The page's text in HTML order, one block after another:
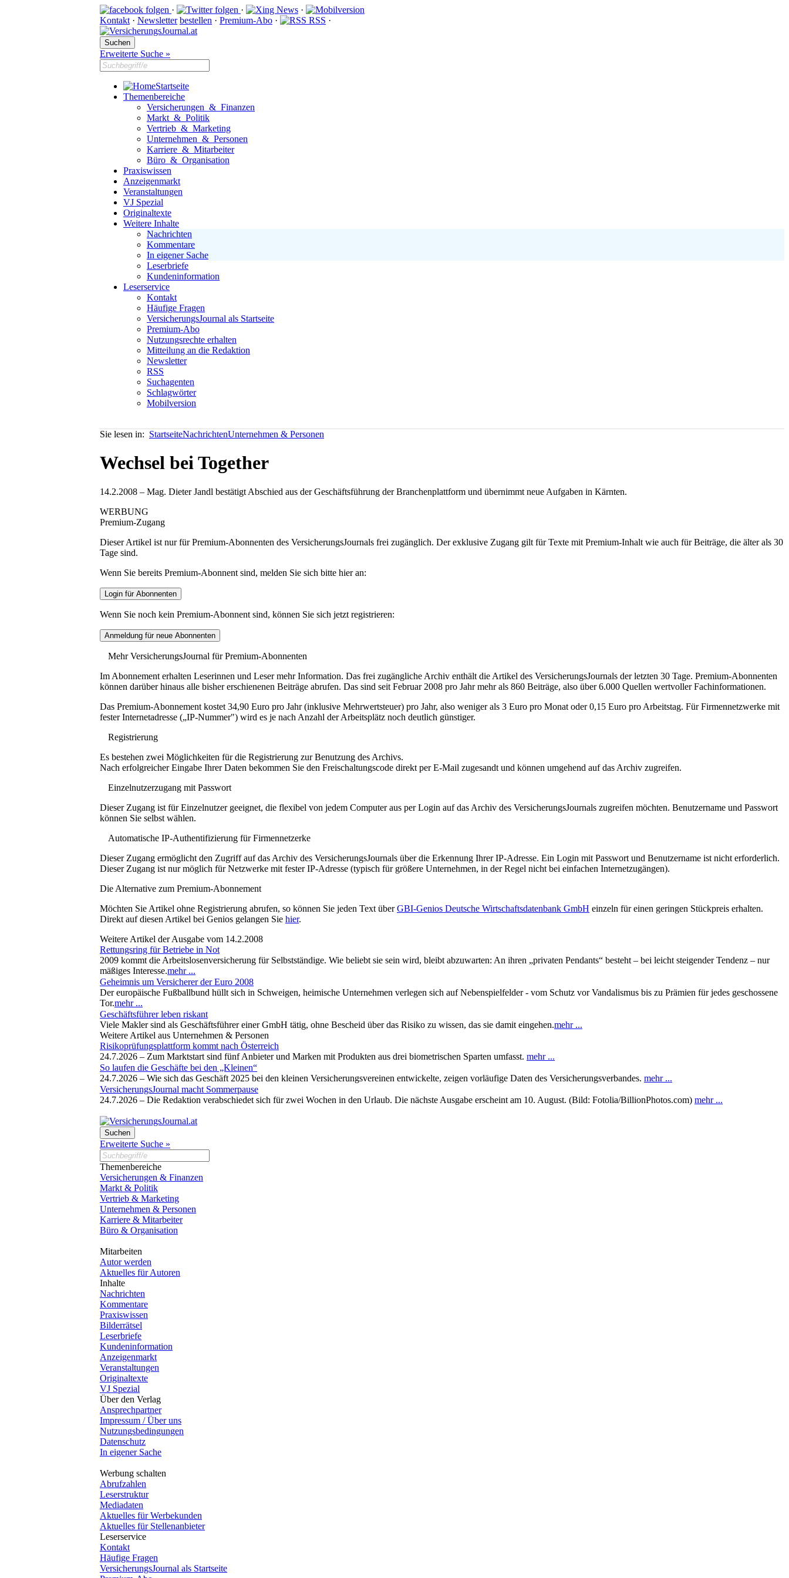
· ·
·
Kontakt · Newsletter bestellen · Premium-Abo · RSS ·
Erweiterte Suche »
Startseite
Themenbereiche
Versicherungen & Finanzen
Markt & Politik
Vertrieb & Marketing
Unternehmen & Personen
Karriere & Mitarbeiter
Büro & Organisation
Praxiswissen
Anzeigenmarkt
Veranstaltungen
VJ Spezial
Originaltexte
Weitere Inhalte
Nachrichten
Kommentare
In eigener Sache
Leserbriefe
Kundeninformation
Leserservice
Kontakt
Häufige Fragen
VersicherungsJournal als Startseite
Premium-Abo
Nutzungsrechte erhalten
Mitteilung an die Redaktion
Newsletter
RSS
Suchagenten
Schlagwörter
Mobilversion
Sie lesen in: StartseiteNachrichtenUnternehmen & Personen
Wechsel bei Together
14.2.2008 – Mag. Dieter Jandl bestätigt Abschied aus der Geschäftsführung der Branchenplattform und übernimmt neue Aufgaben in Kärnten.
WERBUNG
Premium-Zugang
Dieser Artikel ist nur für Premium-Abonnenten des VersicherungsJournals frei zugänglich. Der exklusive Zugang gilt für Texte mit Premium-Inhalt wie auch für Beiträge, die älter als 30
Tage sind.
Wenn Sie bereits Premium-Abonnent sind, melden Sie sich bitte hier an:
Wenn Sie noch kein Premium-Abonnent sind, können Sie sich jetzt registrieren:
Mehr VersicherungsJournal für Premium-Abonnenten
Im Abonnement erhalten Leserinnen und Leser mehr Information. Das frei zugängliche Archiv enthält die Artikel des VersicherungsJournals der letzten 30 Tage. Premium-Abonnenten
können darüber hinaus alle bisher erschienenen Beiträge abrufen. Das sind seit Februar 2008 pro Jahr mehr als 860 Beiträge, also über 6.000 Quellen wertvoller Fachinformationen.
Das Premium-Abonnement kostet 34,90 Euro pro Jahr (inklusive Mehrwertsteuer) pro Jahr, also weniger als 3 Euro pro Monat oder 0,15 Euro pro Arbeitstag. Für Firmennetzwerke mit
fester Internetadresse („IP-Nummer") wird es je nach Anzahl der Arbeitsplätz noch deutlich günstiger.
Registrierung
Es bestehen zwei Möglichkeiten für die Registrierung zur Benutzung des Archivs.
Nach erfolgreicher Eingabe Ihrer Daten bekommen Sie den Freischaltungscode direkt per E-Mail zugesandt und können umgehend auf das Archiv zugreifen.
Einzelnutzerzugang mit Passwort
Dieser Zugang ist für Einzelnutzer geeignet, die flexibel von jedem Computer aus per Login auf das Archiv des VersicherungsJournals zugreifen möchten. Benutzername und Passwort
können Sie selbst wählen.
Automatische IP-Authentifizierung für Firmennetzerke
Dieser Zugang ermöglicht den Zugriff auf das Archiv des VersicherungsJournals über die Erkennung Ihrer IP-Adresse. Ein Login mit Passwort und Benutzername ist nicht erforderlich.
Dieser Zugang ist nur möglich für Netzwerke mit fester IP-Adresse (typisch für größere Unternehmen, in der Regel nicht bei einfachen Internetzugängen).
Die Alternative zum Premium-Abonnement
Möchten Sie Artikel ohne Registrierung abrufen, so können Sie jeden Text überGBI-Genios Deutsche Wirtschaftsdatenbank GmbH einzeln für einen geringen Stückpreis erhalten.
Direkt auf diesen Artikel bei Genios gelangen Sie hier.
Weitere Artikel der Ausgabe vom 14.2.2008
Rettungsring für Betriebe in Not
2009 kommt die Arbeitslosenversicherung für Selbstständige. Wie beliebt sie sein wird, bleibt abzuwarten: An ihren „privaten Pendants“ besteht – bei leicht steigender Tendenz – nur
mäßiges Interesse.mehr ...
Geheimnis um Versicherer der Euro 2008
Der europäische Fußballbund hüllt sich in Schweigen, heimische Unternehmen verlegen sich auf Nebenspielfelder - vom Schutz vor Vandalismus bis zu Prämien für jedes geschossene
Tor.mehr ...
Geschäftsführer leben riskant
Viele Makler sind als Geschäftsführer einer GmbH tätig, ohne Bescheid über das Risiko zu wissen, das sie damit eingehen.mehr ...
Weitere Artikel aus Unternehmen & Personen
Risikoprüfungsplattform kommt nach Österreich
24.7.2026 – Zum Marktstart sind fünf Anbieter und Marken mit Produkten aus drei biometrischen Sparten umfasst. mehr ...
So laufen die Geschäfte bei den „Kleinen“
24.7.2026 – Wie sich das Geschäft 2025 bei den kleinen Versicherungsvereinen entwickelte, zeigen vorläufige Daten des Versicherungsverbandes. mehr ...
VersicherungsJournal macht Sommerpause
24.7.2026 – Die Redaktion verabschiedet sich für zwei Wochen in den Urlaub. Die nächste Ausgabe erscheint am 10. August. (Bild: Fotolia/BillionPhotos.com) mehr ...
Erweiterte Suche »
Themenbereiche
Versicherungen & Finanzen
Markt & Politik
Vertrieb & Marketing
Unternehmen & Personen
Karriere & Mitarbeiter
Büro & Organisation
Mitarbeiten
Autor werden
Aktuelles für Autoren
Inhalte
Nachrichten
Kommentare
Praxiswissen
Bilderrätsel
Leserbriefe
Kundeninformation
Anzeigenmarkt
Veranstaltungen
Originaltexte
VJ Spezial
Über den Verlag
Ansprechpartner
Impressum / Über uns
Nutzungsbedingungen
Datenschutz
In eigener Sache
Werbung schalten
Abrufzahlen
Leserstruktur
Mediadaten
Aktuelles für Werbekunden
Aktuelles für Stellenanbieter
Leserservice
Kontakt
Häufige Fragen
VersicherungsJournal als Startseite